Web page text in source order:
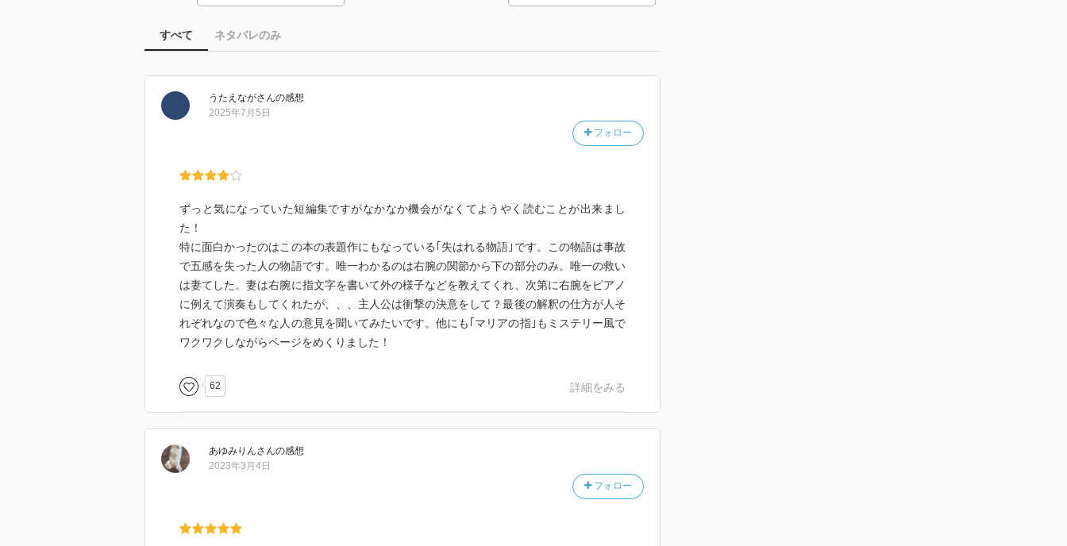
すべて ネタバレのみ
うたえながさんの感想
フォロー
2025年7月5日
ずっと気になっていた短編集ですがなかなか機会がなくてようやく読むことが出来まし
た！
特に面白かったのはこの本の表題作にもなっている｢失はれる物語｣です。この物語は事故
で五感を失った人の物語です。唯一わかるのは右腕の関節から下の部分のみ。唯一の救い
は妻てした。妻は右腕に指文字を書いて外の様子などを教えてくれ、次第に右腕をピアノ
に例えて演奏もしてくれたが、、、主人公は衝撃の決意をして？最後の解釈の仕方が人そ
れぞれなので色々な人の意見を聞いてみたいです。他にも｢マリアの指｣もミステリー風で
ワクワクしながらページをめくりました！
62 詳細をみる
あゆみりんさんの感想
フォロー
2023年3月4日